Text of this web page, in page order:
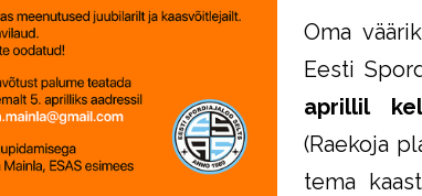
Oma
Eesti
aprillil
(Raekoja
tema